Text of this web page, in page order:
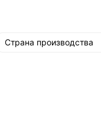
Страна производства